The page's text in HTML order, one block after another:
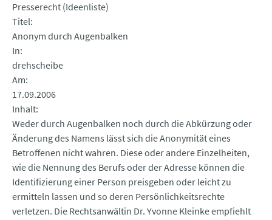
Presserecht (Ideenliste)
Titel
Anonym durch Augenbalken
In
drehscheibe
Am
17.09.2006
Inhalt
Weder durch Augenbalken noch durch die Abkürzung oder
Änderung des Namens lässt sich die Anonymität eines
Betroffenen nicht wahren. Diese oder andere Einzelheiten,
wie die Nennung des Berufs oder der Adresse können die
Identifizierung einer Person preisgeben oder leicht zu
ermitteln lassen und so deren Persönlichkeitsrechte
verletzen. Die Rechtsanwältin Dr. Yvonne Kleinke empfiehlt